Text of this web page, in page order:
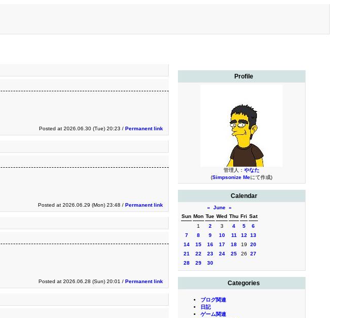
Profile
管理人： やなた
(Simpsonize Meにて作成)
Calendar
« June »
Sun Mon Tue Wed Thu Fri Sat
1
2 3 4 5
6
7
8 9 10 11 12
13
14
15 16 17 18 19
20
21
22 23 24 25 26
27
28
29 30
Categories
ブログ関連
日記
ゲーム関連
Posted at 2026.06.30 (Tue) 20:23 / Permanent link
Posted at 2026.06.29 (Mon) 23:48 / Permanent link
Posted at 2026.06.28 (Sun) 20:01 / Permanent link